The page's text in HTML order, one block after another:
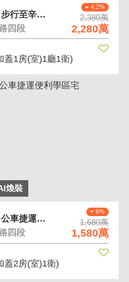
4.2%
2,380萬
2,280萬
藝文休閒隱居庭院 步行至辛亥站約8分鐘
四段
蓋1房(室)1廳1衛)
煥裝
6%
1,680萬
1,580萬
捷運學區公寓頂加 公車捷運便利學區宅
四段
蓋2房(室)1衛)